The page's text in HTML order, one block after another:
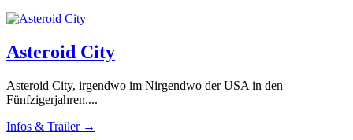
Asteroid City
Asteroid City, irgendwo im Nirgendwo der USA in den
Fünfzigerjahren....
Infos & Trailer →